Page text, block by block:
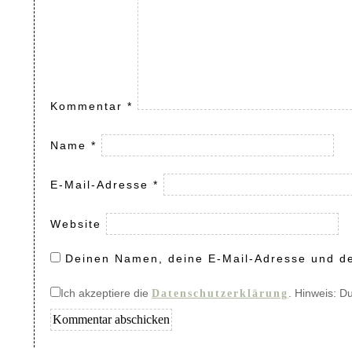
Kommentar *
Name *
E-Mail-Adresse *
Website
Deinen Namen, deine E-Mail-Adresse und
Ich akzeptiere die Datenschutzerklärung . Hinweis: